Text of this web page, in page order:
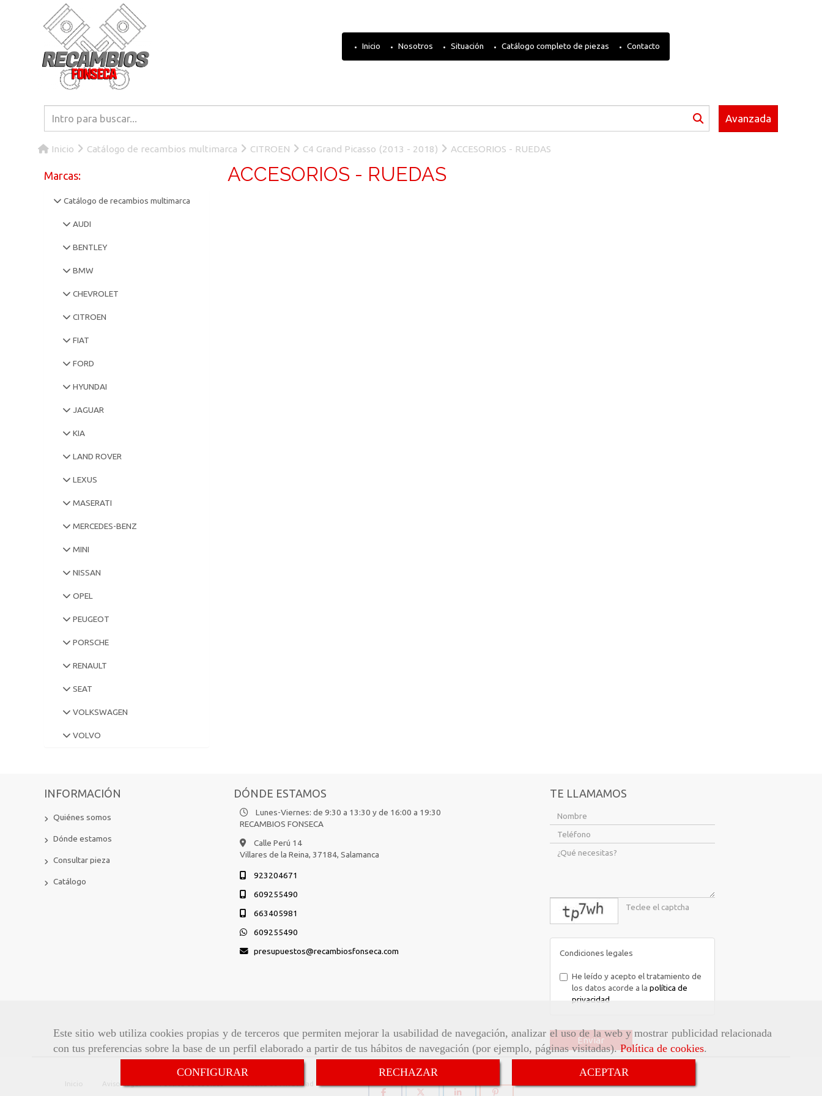
Este sitio web utiliza cookies propias y de terceros que permiten mejorar la usabilidad de navegación, analizar el uso de la web y mostrar publicidad relacionada
con tus preferencias sobre la base de un perfil elaborado a partir de tus hábitos de navegación (por ejemplo, páginas visitadas).Política de cookies.
CONFIGURAR
RECHAZAR ACEPTAR
Inicio Nosotros Situación Catálogo completo de piezas Contacto
Avanzada
Inicio Catálogo de recambios multimarca CITROEN C4 Grand Picasso (2013 - 2018) ACCESORIOS - RUEDAS
Marcas:
Catálogo de recambios multimarca
AUDI
BENTLEY
BMW
CHEVROLET
CITROEN
FIAT
FORD
HYUNDAI
JAGUAR
KIA
LAND ROVER
LEXUS
MASERATI
MERCEDES-BENZ
MINI
NISSAN
OPEL
PEUGEOT
PORSCHE
RENAULT
SEAT
VOLKSWAGEN
VOLVO
ACCESORIOS - RUEDAS
INFORMACIÓN
Quiénes somos
Dónde estamos
Consultar pieza
Catálogo
DÓNDE ESTAMOS
Lunes-Viernes: de 9:30 a 13:30 y de 16:00 a 19:30
RECAMBIOS FONSECA
Calle Perú 14
Villares de la Reina, 37184, Salamanca
923204671
609255490
663405981
609255490
presupuestos
recambiosfonseca.com
TE LLAMAMOS
captcha
Condiciones legales
He leído y acepto el tratamiento de
los datos acorde a la política de
privacidad
Enviar
Inicio Aviso Legal Política de cookies Política de Privacidad
Síguenos: